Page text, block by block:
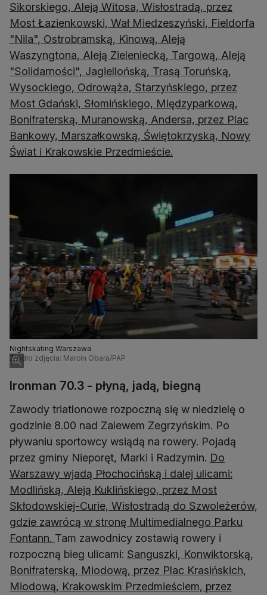
Sikorskiego, Aleją Witosa, Wisłostradą, przez
Most Łazienkowski, Wał Miedzeszyński, Fieldorfa
"Nila", Ostrobramską, Kinową, Aleją
Waszyngtona, Aleją Zieleniecką, Targową, Aleją
"Solidarności", Jagiellońską, Trasą Toruńską,
Wysockiego, Odrowąża, Starzyńskiego, przez
Most Gdański, Słomińskiego, Międzyparkową,
Bonifraterską, Muranowską, Andersa, przez Plac
Bankowy, Marszałkowską, Świętokrzyską, Nowy
Świat i Krakowskie Przedmieście.
Nightskating Warszawa
Źródło zdjęcia: Marcin Obara/PAP
Ironman 70.3 - płyną, jadą, biegną
Zawody triatlonowe rozpoczną się w niedzielę o
godzinie 8.00 nad Zalewem Zegrzyńskim. Po
pływaniu sportowcy wsiądą na rowery. Pojadą
przez gminy Nieporęt, Marki i Radzymin. Do
Warszawy wjadą Płochocińską i dalej ulicami:
Modlińską, Aleją Kuklińskiego, przez Most
Skłodowskiej-Curie, Wisłostradą do Szwoleżerów,
gdzie zawrócą w stronę Multimedialnego Parku
Fontann. Tam zawodnicy zostawią rowery i
rozpoczną bieg ulicami: Sanguszki, Konwiktorską,
Bonifraterską, Miodową, przez Plac Krasińskich,
Miodową, Krakowskim Przedmieściem, przez